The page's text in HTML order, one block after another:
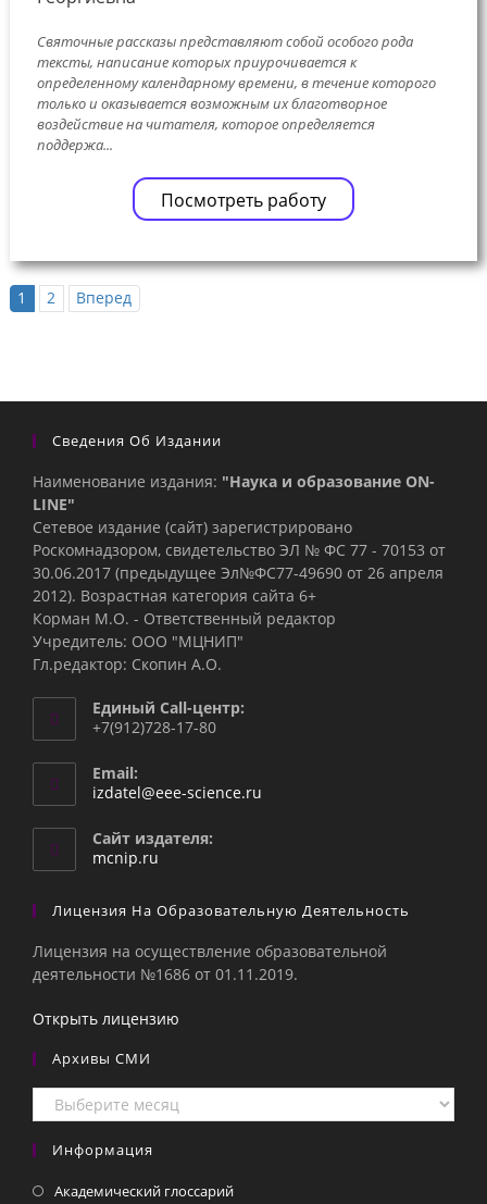
Святочные рассказы представляют собой особого рода
тексты, написание которых приурочивается к
определенному календарному времени, в течение которого
только и оказывается возможным их благотворное
воздействие на читателя, которое определяется
поддержа...
Посмотреть работу
1 2 Вперед
Сведения Об Издании
Наименование издания: "Наука и образование ON-
LINE"
Сетевое издание (сайт) зарегистрировано
Роскомнадзором, свидетельство ЭЛ № ФС 77 - 70153 от
30.06.2017 (предыдущее Эл№ФC77-49690 от 26 апреля
2012). Возрастная категория сайта 6+
Корман М.О. - Ответственный редактор
Учредитель: ООО "МЦНИП"
Гл.редактор: Скопин А.О.
Единый Call-центр:
+7(912)728-17-80
Email:
izdatel@eee-science.ru
Сайт издателя:
mcnip.ru
Лицензия На Образовательную Деятельность
Лицензия на осуществление образовательной
деятельности №1686 от 01.11.2019.
Открыть лицензию
Архивы СМИ
Архивы
СМИ
Информация
Академический глоссарий